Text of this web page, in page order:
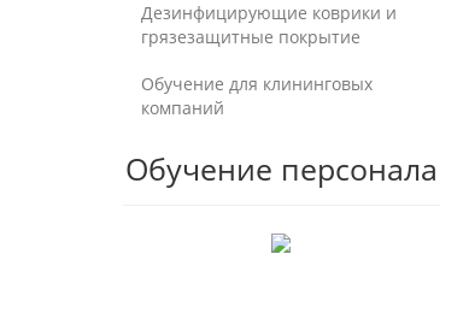
Дезинфицирующие коврики и
грязезащитные покрытие
Обучение для клининговых
компаний
Обучение персонала